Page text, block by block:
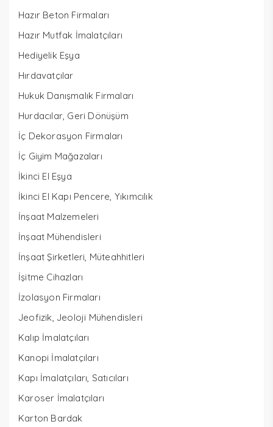
Hazır Beton Firmaları
Hazır Mutfak İmalatçıları
Hediyelik Eşya
Hırdavatçılar
Hukuk Danışmalık Firmaları
Hurdacılar, Geri Dönüşüm
İç Dekorasyon Firmaları
İç Giyim Mağazaları
İkinci El Eşya
İkinci El Kapı Pencere, Yıkımcılık
İnşaat Malzemeleri
İnşaat Mühendisleri
İnşaat Şirketleri, Müteahhitleri
İşitme Cihazları
İzolasyon Firmaları
Jeofizik, Jeoloji Mühendisleri
Kalıp İmalatçıları
Kanopi İmalatçıları
Kapı İmalatçıları, Satıcıları
Karoser İmalatçıları
Karton Bardak